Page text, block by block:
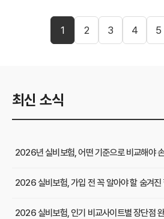
1 2 3 4 5
최신 소식
2026년 실비보험, 어떤 기준으로 비교해야
2026 실비보험, 가입 전 꼭 알아야 할 숨겨진
2026 실비보험, 인기 비교사이트별 장단점